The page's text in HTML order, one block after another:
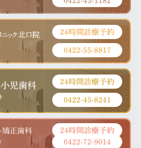
拶に心が和みました
季節になると、お世話になっている
のご挨拶として立派な胡蝶蘭をいた
。 今年も受付に飾らせていただきま
白とピンクの花がとても美しく、医
気を明るく、優しい空間にしてくれ
。 &nb […]
く技術ではありません。 だからこ
夏導入予定の次世代ホワイトニ
トライセントホワイトニング」と
違いを歯科医の僕目線で解説しま
されている トライセントホワイトニン
ンセントホワイトニング）をご存知
か。 従来のホワイトニングは →過